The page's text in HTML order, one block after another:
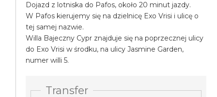
Dojazd z lotniska do Pafos, około 20 minut jazdy.
W Pafos kierujemy się na dzielnicę Exo Vrisi i ulicę o
tej samej nazwie.
Willa Bajeczny Cypr znajduje się na poprzecznej ulicy
do Exo Vrisi w środku, na ulicy Jasmine Garden,
numer willi 5.
Transfer